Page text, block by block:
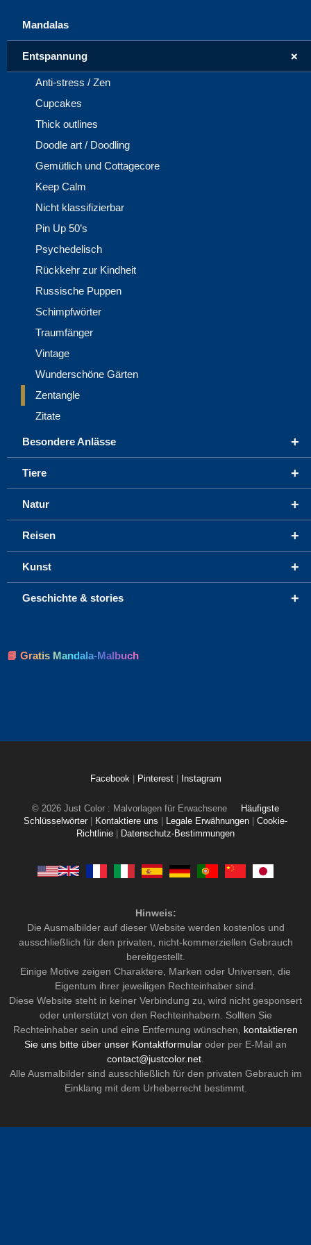
Mandalas
+
Entspannung
Anti-stress / Zen
Cupcakes
Thick outlines
Doodle art / Doodling
Gemütlich und Cottagecore
Keep Calm
Nicht klassifizierbar
Pin Up 50’s
Psychedelisch
Rückkehr zur Kindheit
Russische Puppen
Schimpfwörter
Traumfänger
Vintage
Wunderschöne Gärten
Zentangle
Zitate
+
Besondere Anlässe
+
Tiere
+
Natur
+
Reisen
+
Kunst
+
Geschichte & stories
📘 Gratis Mandala-Malbuch
Facebook Pinterest Instagram
© 2026 Just Color : Malvorlagen für Erwachsene
Häufigste
Schlüsselwörter
Kontaktiere uns Legale Erwähnungen
Cookie-
Richtlinie
Datenschutz-Bestimmungen
Hinweis:
Die Ausmalbilder auf dieser Website werden kostenlos und
ausschließlich für den privaten, nicht-kommerziellen Gebrauch
bereitgestellt.
Einige Motive zeigen Charaktere, Marken oder Universen, die
Eigentum ihrer jeweiligen Rechteinhaber sind.
Diese Website steht in keiner Verbindung zu, wird nicht gesponsert
oder unterstützt von den Rechteinhabern. Sollten Sie
Rechteinhaber sein und eine Entfernung wünschen, kontaktieren
Sie uns bitte über unser Kontaktformular oder per E-Mail an
contact@justcolor.net
Alle Ausmalbilder sind ausschließlich für den privaten Gebrauch im
Einklang mit dem Urheberrecht bestimmt.